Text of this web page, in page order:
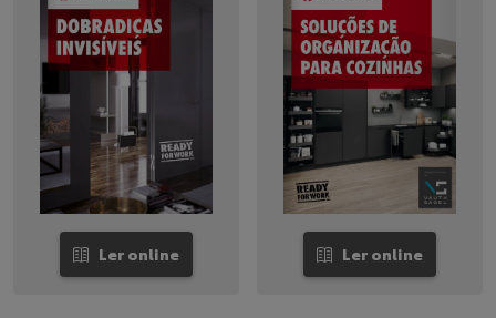
Ler online Ler online